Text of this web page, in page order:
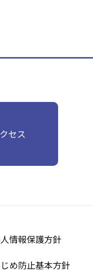
セス
情報保護方針
め防止基本方針